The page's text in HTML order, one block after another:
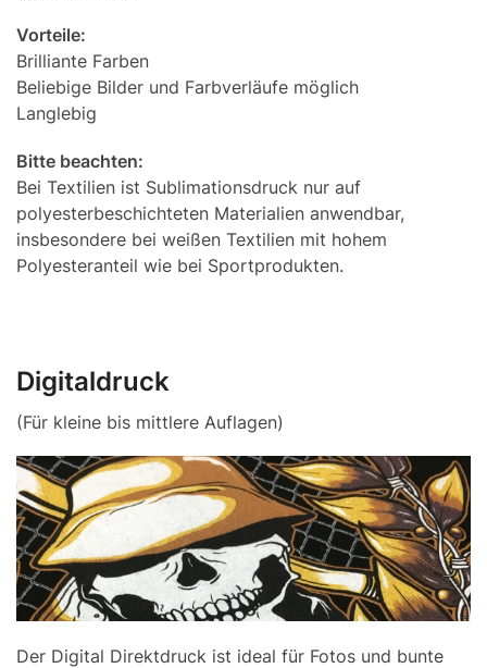
Vorteile:
Brilliante Farben
Beliebige Bilder und Farbverläufe möglich
Langlebig
Bitte beachten:
Bei Textilien ist Sublimationsdruck nur auf
polyesterbeschichteten Materialien anwendbar,
insbesondere bei weißen Textilien mit hohem
Polyesteranteil wie bei Sportprodukten.
Digitaldruck
(Für kleine bis mittlere Auflagen)
Der Digital Direktdruck ist ideal für Fotos und bunte